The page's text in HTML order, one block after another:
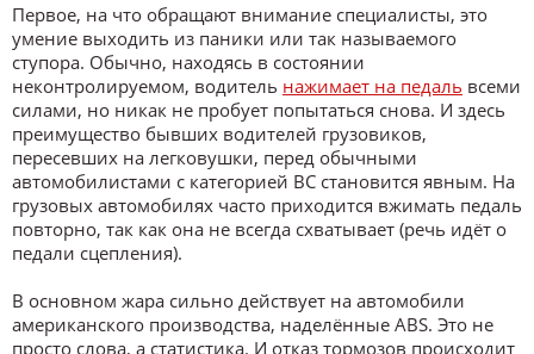
Первое, на что обращают внимание специалисты, это
умение выходить из паники или так называемого
ступора. Обычно, находясь в состоянии
неконтролируемом, водитель нажимает на педаль всеми
силами, но никак не пробует попытаться снова. И здесь
преимущество бывших водителей грузовиков,
пересевших на легковушки, перед обычными
автомобилистами с категорией BC становится явным. На
грузовых автомобилях часто приходится вжимать педаль
повторно, так как она не всегда схватывает (речь идёт о
педали сцепления).
В основном жара сильно действует на автомобили
американского производства, наделённые ABS. Это не
просто слова, а статистика. И отказ тормозов происходит